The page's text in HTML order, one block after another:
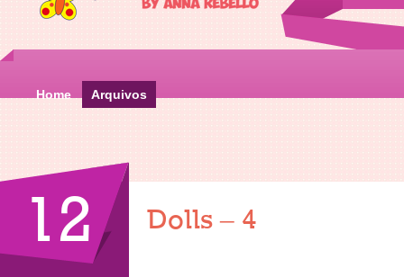
Home Arquivos
12 Dolls – 4